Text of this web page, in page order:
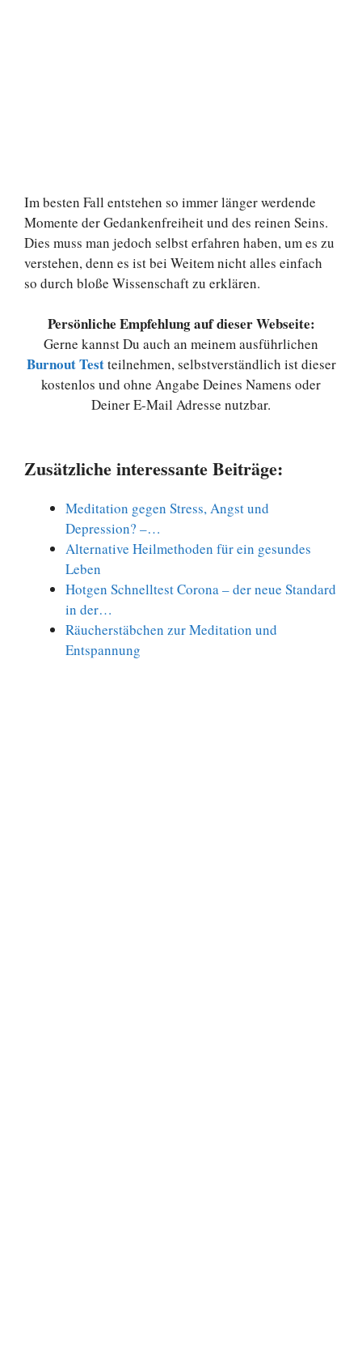
Im besten Fall entstehen so immer länger werdende
Momente der Gedankenfreiheit und des reinen Seins.
Dies muss man jedoch selbst erfahren haben, um es zu
verstehen, denn es ist bei Weitem nicht alles einfach
so durch bloße Wissenschaft zu erklären.
Persönliche Empfehlung auf dieser Webseite:
Gerne kannst Du auch an meinem ausführlichen
Burnout Testteilnehmen, selbstverständlich ist dieser
kostenlos und ohne Angabe Deines Namens oder
Deiner E-Mail Adresse nutzbar.
Zusätzliche interessante Beiträge:
Meditation gegen Stress, Angst und
Depression? –…
Alternative Heilmethoden für ein gesundes
Leben
Hotgen Schnelltest Corona – der neue Standard
in der…
Räucherstäbchen zur Meditation und
Entspannung